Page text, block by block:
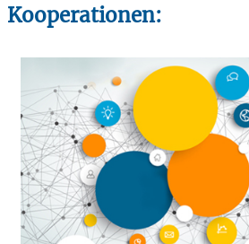
Kooperationen: